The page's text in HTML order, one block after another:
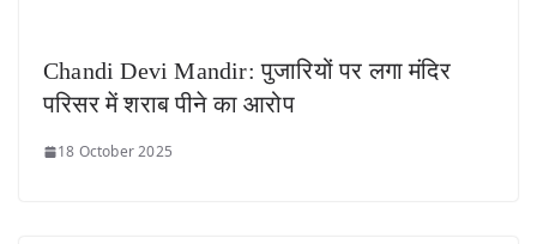
Chandi Devi Mandir: पुजारियों पर लगा मंदिर
परिसर में शराब पीने का आरोप
18 October 2025